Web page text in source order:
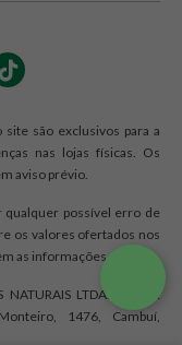
são exclusivos para a
nas lojas físicas. Os
aviso prévio.
possível erro de
os valores ofertados nos
as informações do site.
NATURAIS LTDA. | CNPJ:
1476, Cambuí,